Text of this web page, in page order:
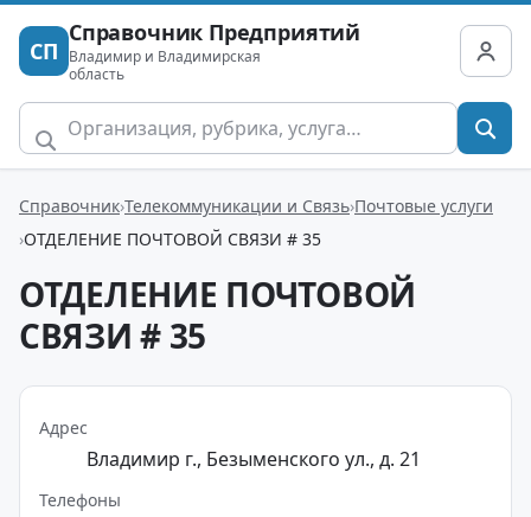
СП
Справочник Предприятий
Владимир и Владимирская
область
Справочник Телекоммуникации и Связь Почтовые услуги
ОТДЕЛЕНИЕ ПОЧТОВОЙ СВЯЗИ # 35
ОТДЕЛЕНИЕ ПОЧТОВОЙ
СВЯЗИ # 35
Адрес
Владимир г., Безыменского ул., д. 21
Телефоны